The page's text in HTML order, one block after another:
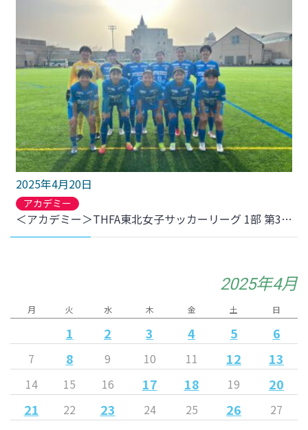
2025年4月20日
アカデミー
＜アカデミー＞THFA東北女子サッカーリーグ 1部 第3節 仙台大学附属明成高校戦 結果のお知らせ
2025年4月
月 火 水 木 金 土 日
1 2 3 4 5 6
7 8 9 10 11 12 13
14 15 16 17 18 19
20
21
22 23 24 25 26
27